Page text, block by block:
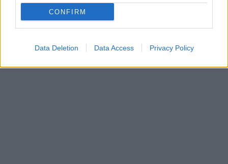
CONFIRM
Data Deletion Data Access Privacy Policy